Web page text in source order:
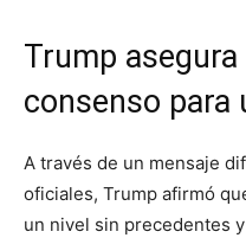
Trump
consenso para
A través de un mensaje
oficiales, Trump afirmó
un nivel sin precedentes